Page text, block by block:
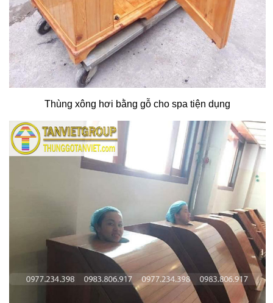
Thùng xông hơi bằng gỗ cho spa tiện dụng